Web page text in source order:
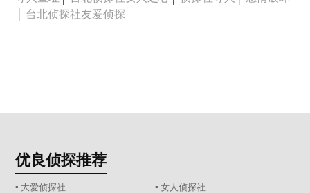
台北侦探社友爱侦探
优良侦探推荐
▪ 大爱侦探社
▪ 女人侦探社